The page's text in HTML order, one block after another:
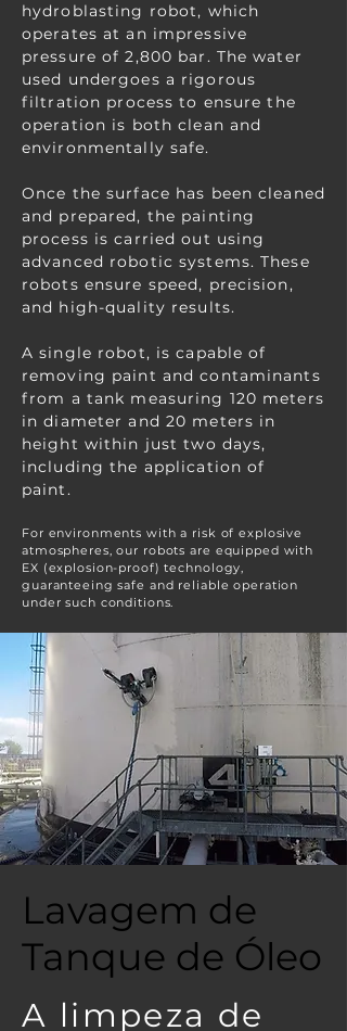
hydroblasting robot, which
operates at an impressive
pressure of 2,800 bar. The water
used undergoes a rigorous
filtration process to ensure the
operation is both clean and
environmentally safe.
Once the surface has been cleaned
and prepared, the painting
process is carried out using
advanced robotic systems. These
robots ensure speed, precision,
and high-quality results.
A single robot, is capable of
removing paint and contaminants
from a tank measuring 120 meters
in diameter and 20 meters in
height within just two days,
including the application of
paint.
For environments with a risk of explosive
atmospheres, our robots are equipped with
EX (explosion-proof) technology,
guaranteeing safe and reliable operation
under such conditions.
Lavagem de
Tanque de Óleo
A limpeza de